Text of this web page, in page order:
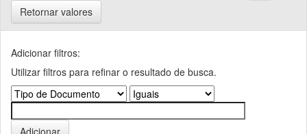
Retornar valores
Adicionar filtros:
Utilizar filtros para refinar o resultado de busca.